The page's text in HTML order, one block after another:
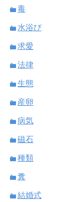
毒
水浴び
求愛
法律
生態
産卵
病気
磁石
種類
糞
結婚式